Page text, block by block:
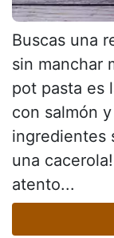
Buscas una
sin manchar
pot pasta es
con salmón
ingredientes
una
atento...